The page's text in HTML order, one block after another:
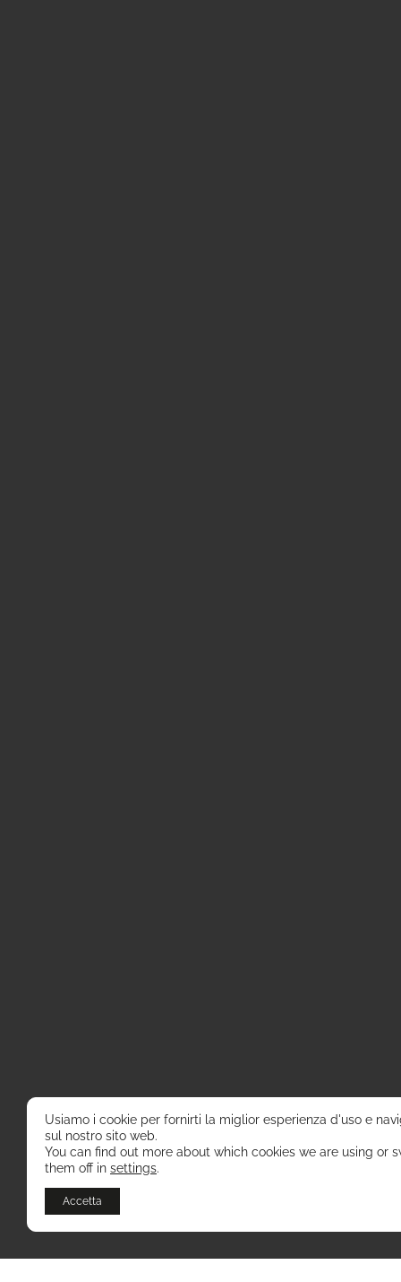
Usiamo i cookie per fornirti la miglior esperienza d'uso e
sul nostro sito web.
You can find out more about which cookies we are using or
them off in settings.
Accetta